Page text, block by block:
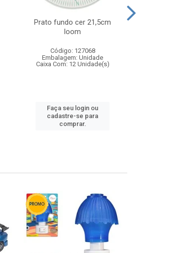
Prato fundo cer 21,5cm
loom
Código: 127068
Embalagem: Unidade
Caixa Com: 12 Unidade(s)
Faça seu login ou
cadastre-se para
comprar.